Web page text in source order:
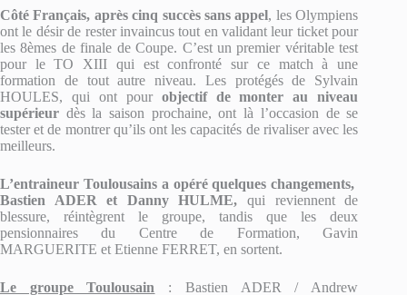
Côté Français, après cinq succès sans appel, les Olympiens
ont le désir de rester invaincus tout en validant leur ticket pour
les 8èmes de finale de Coupe. C’est un premier véritable test
pour le TO XIII qui est confronté sur ce match à une
formation de tout autre niveau. Les protégés de Sylvain
HOULES, qui ont pour objectif de monter au niveau
supérieur dès la saison prochaine, ont là l’occasion de se
tester et de montrer qu’ils ont les capacités de rivaliser avec les
meilleurs.
L’entraineur Toulousains a opéré quelques changements,
Bastien ADER et Danny HULME,qui reviennent de
blessure, réintègrent le groupe, tandis que les deux
pensionnaires du Centre de Formation, Gavin
MARGUERITE et Etienne FERRET, en sortent.
Le groupe Toulousain : Bastien ADER / Andrew